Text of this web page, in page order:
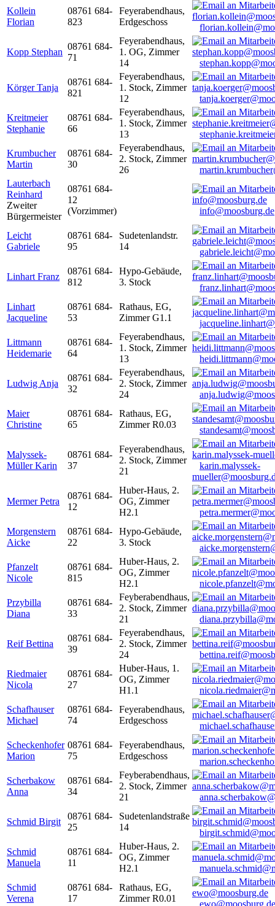
Kollein
Florian
08761 684-
823
Feyerabendhaus,
Erdgeschoss
Kopp Stephan
08761 684-
71
Feyerabendhaus,
1. OG, Zimmer
14
Körger Tanja
08761 684-
821
Feyerabendhaus,
1. Stock, Zimmer
12
Kreitmeier
Stephanie
08761 684-
66
Feyerabendhaus,
1. Stock, Zimmer
13
Krumbucher
Martin
08761 684-
30
Feyerabendhaus,
2. Stock, Zimmer
26
Lauterbach
Reinhard
Zweiter
Bürgermeister
08761 684-
12
(Vorzimmer)
info@moosburg.de
Leicht
Gabriele
08761 684-
95
Sudetenlandstr.
14
Linhart Franz
08761 684-
812
Hypo-Gebäude,
3. Stock
Linhart
Jacqueline
08761 684-
53
Rathaus, EG,
Zimmer G1.1
Littmann
Heidemarie
08761 684-
64
Feyerabendhaus,
1. Stock, Zimmer
13
Ludwig Anja
08761 684-
32
Feyerabendhaus,
2. Stock, Zimmer
24
Maier
Christine
08761 684-
65
Rathaus, EG,
Zimmer R0.03
Malyssek-
Müller Karin
08761 684-
37
Feyerabendhaus,
2. Stock, Zimmer
21
karin.malyssek-
Mermer Petra
08761 684-
12
Huber-Haus, 2.
OG, Zimmer
H2.1
Morgenstern
Aicke
08761 684-
22
Hypo-Gebäude,
3. Stock
Pfanzelt
Nicole
08761 684-
815
Huber-Haus, 2.
OG, Zimmer
H2.1
Przybilla
Diana
08761 684-
33
Feyberabendhaus,
2. Stock, Zimmer
21
Reif Bettina
08761 684-
39
Feyerabendhaus,
2. Stock, Zimmer
24
Riedmaier
Nicola
08761 684-
27
Huber-Haus, 1.
OG, Zimmer
H1.1
Schafhauser
Michael
08761 684-
74
Feyerabendhaus,
Erdgeschoss
Scheckenhofer
Marion
08761 684-
75
Feyerabendhaus,
Erdgeschoss
Scherbakow
Anna
08761 684-
34
Feyberabendhaus,
2. Stock, Zimmer
21
Schmid Birgit
08761 684-
25
Sudetenlandstraße
14
Schmid
Manuela
08761 684-
11
Huber-Haus, 2.
OG, Zimmer
H2.1
Schmid
Verena
08761 684-
17
Rathaus, EG,
Zimmer R0.01
ewo@moosburg.de